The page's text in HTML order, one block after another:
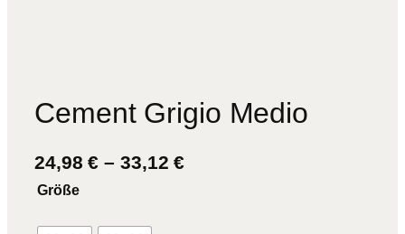
Cement Grigio Medio
24,98€ –33,12€P
Größe